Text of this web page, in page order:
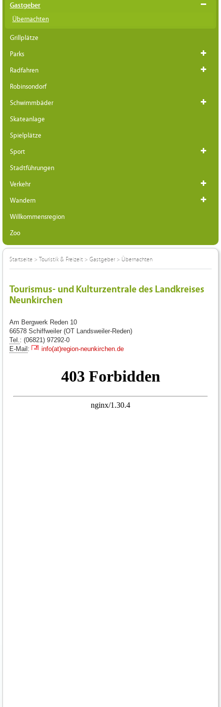
Gastgeber
Übernachten
Grillplätze
Parks
Radfahren
Robinsondorf
Schwimmbäder
Skateanlage
Spielplätze
Sport
Stadtführungen
Verkehr
Wandern
Willkommensregion
Zoo
Startseite > Touristik & Freizeit > Gastgeber> Übernachten
Tourismus- und Kulturzentrale des Landkreises
Neunkirchen
Am Bergwerk Reden 10
66578 Schiffweiler (OT Landsweiler-Reden)
Tel. : (06821) 97292-0
E-Mail: info(at)region-neunkirchen.de